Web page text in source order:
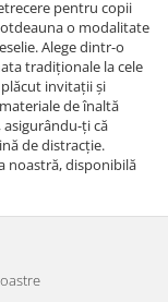
pentru copii
o modalitate
Alege dintr-o
tradiționale la cele
invitații și
de înaltă
ți că
de distracție.
noastră, disponibilă